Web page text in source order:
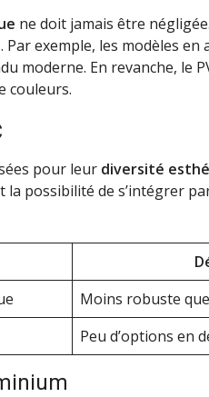
ne doit jamais être
. Par exemple, les modèles
moderne. En revanche, le
couleurs.
pour leur diversité
la possibilité de s’intégrer
Moins robuste
Peu d’options en